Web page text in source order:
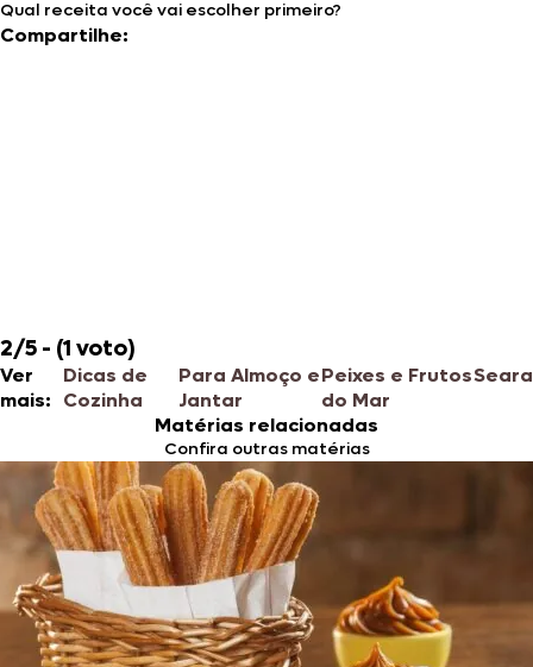
Qual receita você vai escolher primeiro?
Compartilhe:
2/5 - (1 voto)
Ver
mais:
Dicas de
Cozinha
Para Almoço e
Jantar
Peixes e Frutos
do Mar
Seara
Matérias relacionadas
Confira outras matérias